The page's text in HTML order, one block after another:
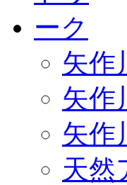
矢作
矢作
矢作
天然